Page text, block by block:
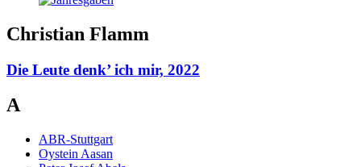
Christian Flamm
Die Leute denk’ ich mir, 2022
A
ABR-Stuttgart
Oystein Aasan